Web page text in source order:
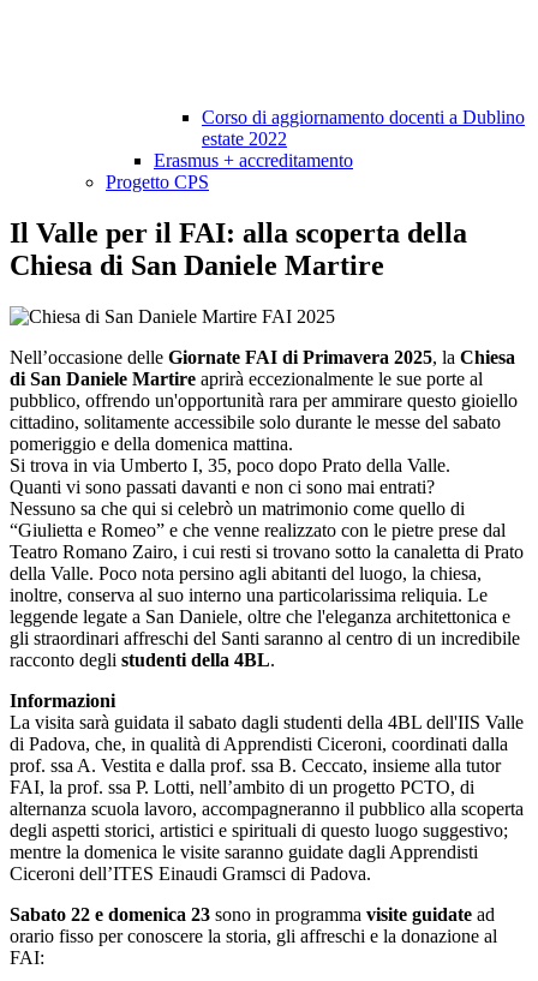
Corso di aggiornamento docenti a Dublino
estate 2022
Erasmus + accreditamento
Progetto CPS
Il Valle per il FAI: alla scoperta della
Chiesa di San Daniele Martire
Nell’occasione delle Giornate FAI di Primavera 2025, la Chiesa
di San Daniele Martire aprirà eccezionalmente le sue porte al
pubblico, offrendo un'opportunità rara per ammirare questo gioiello
cittadino, solitamente accessibile solo durante le messe del sabato
pomeriggio e della domenica mattina.
Si trova in via Umberto I, 35, poco dopo Prato della Valle.
Quanti vi sono passati davanti e non ci sono mai entrati?
Nessuno sa che qui si celebrò un matrimonio come quello di
“Giulietta e Romeo” e che venne realizzato con le pietre prese dal
Teatro Romano Zairo, i cui resti si trovano sotto la canaletta di Prato
della Valle. Poco nota persino agli abitanti del luogo, la chiesa,
inoltre, conserva al suo interno una particolarissima reliquia. Le
leggende legate a San Daniele, oltre che l'eleganza architettonica e
gli straordinari affreschi del Santi saranno al centro di un incredibile
racconto degli studenti della 4BL.
Informazioni
La visita sarà guidata il sabato dagli studenti della 4BL dell'IIS Valle
di Padova, che, in qualità di Apprendisti Ciceroni, coordinati dalla
prof. ssa A. Vestita e dalla prof. ssa B. Ceccato, insieme alla tutor
FAI, la prof. ssa P. Lotti, nell’ambito di un progetto PCTO, di
alternanza scuola lavoro, accompagneranno il pubblico alla scoperta
degli aspetti storici, artistici e spirituali di questo luogo suggestivo;
mentre la domenica le visite saranno guidate dagli Apprendisti
Ciceroni dell’ITES Einaudi Gramsci di Padova.
Sabato 22 e domenica 23 sono in programma visite guidate ad
orario fisso per conoscere la storia, gli affreschi e la donazione al
FAI: